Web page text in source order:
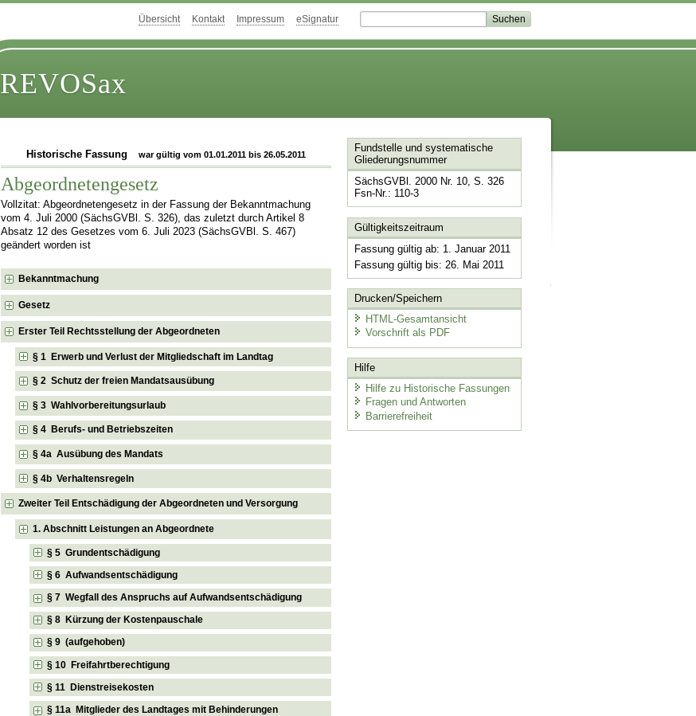
Übersicht Kontakt Impressum eSignatur
REVOSax
Historische Fassung war gültig vom 01.01.2011 bis 26.05.2011
Abgeordnetengesetz
Vollzitat: Abgeordnetengesetz in der Fassung der Bekanntmachung
vom 4. Juli 2000 (SächsGVBl. S. 326), das zuletzt durch Artikel 8
Absatz 12 des Gesetzes vom 6. Juli 2023 (SächsGVBl. S. 467)
geändert worden ist
Bekanntmachung
Gesetz
Erster Teil Rechtsstellung der Abgeordneten
§ 1 Erwerb und Verlust der Mitgliedschaft im Landtag
§ 2 Schutz der freien Mandatsausübung
§ 3 Wahlvorbereitungsurlaub
§ 4 Berufs- und Betriebszeiten
§ 4a Ausübung des Mandats
§ 4b Verhaltensregeln
Zweiter Teil Entschädigung der Abgeordneten und Versorgung
1. Abschnitt Leistungen an Abgeordnete
§ 5 Grundentschädigung
§ 6 Aufwandsentschädigung
§ 7 Wegfall des Anspruchs auf Aufwandsentschädigung
§ 8 Kürzung der Kostenpauschale
§ 9 (aufgehoben)
§ 10 Freifahrtberechtigung
§ 11 Dienstreisekosten
§ 11a Mitglieder des Landtages mit Behinderungen
Fundstelle und systematische
Gliederungsnummer
SächsGVBl. 2000 Nr. 10, S. 326
Fsn-Nr.: 110-3
Gültigkeitszeitraum
Fassung gültig ab: 1. Januar 2011
Fassung gültig bis: 26. Mai 2011
Drucken/Speichern
HTML-Gesamtansicht
Vorschrift als PDF
Hilfe
Hilfe zu Historische Fassungen
Fragen und Antworten
Barrierefreiheit